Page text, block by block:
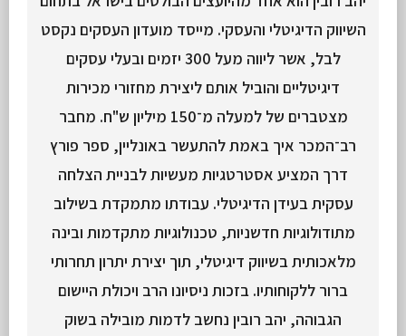
השיווק הדיגיטלי והעסקי. מייסד מועדון העסקים נקסט
לבל, אשר ליווה מעל 300 יזמים ובעלי עסקים
דיגיטליים והוביל אותם ליצירת מחזורי מכירות
מצטברים של למעלה מ־150 מיליון ש"ח. מחבר
רב־המכר איך באמת להתעשר באונליין, ספר פורץ
דרך המציע אסטרטגיות מעשיות לבניית הצלחה
עסקית בעידן הדיגיטלי. עבודתו מתמקדת בשילוב
מתודולוגיות חדשניות, טכנולוגיות מתקדמות ובינה
מלאכותית בשיווק דיגיטלי, תוך יצירת יתרון תחרותי
ברור ללקוחותיו. בזכות ניסיונו הרב ויכולת היישום
הגבוהה, יהב רובין נחשב לדמות מובילה בשוק